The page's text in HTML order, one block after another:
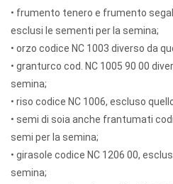
• frumento tenero e frumento
esclusi le sementi per la semina;
• orzo codice NC 1003 diverso da
• granturco cod. NC 1005 90 00
semina;
• riso codice NC 1006, escluso
• semi di soia anche frantumati
semi per la semina;
• girasole codice NC 1206 00,
semina;